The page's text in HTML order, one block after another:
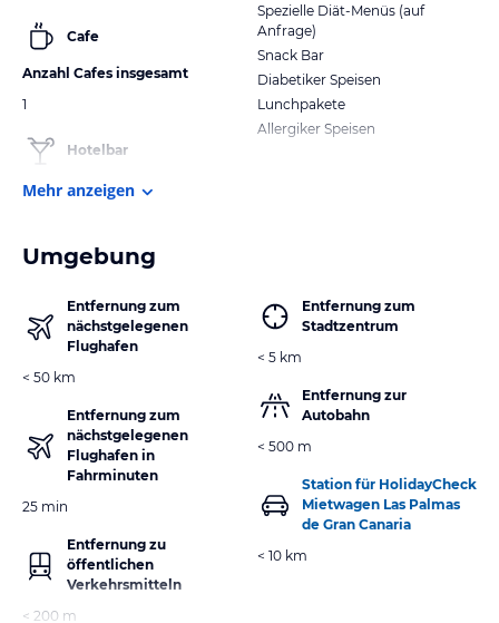
Cafe
Anzahl Cafes insgesamt
1
Hotelbar
Spezielle Diät-Menüs (auf
Anfrage)
Snack Bar
Diabetiker Speisen
Lunchpakete
Allergiker Speisen
Mehr anzeigen
Umgebung
Entfernung zum
nächstgelegenen
Flughafen
< 50 km
Entfernung zum
nächstgelegenen
Flughafen in
Fahrminuten
25 min
Entfernung zu
öffentlichen
Verkehrsmitteln
< 200 m
Entfernung zum
Stadtzentrum
< 5 km
Entfernung zur
Autobahn
< 500 m
Station für HolidayCheck
Mietwagen Las Palmas
de Gran Canaria
< 10 km